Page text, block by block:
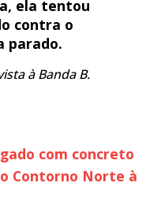
ela tentou
contra o
parado.
à Banda B.
com concreto
Contorno Norte à